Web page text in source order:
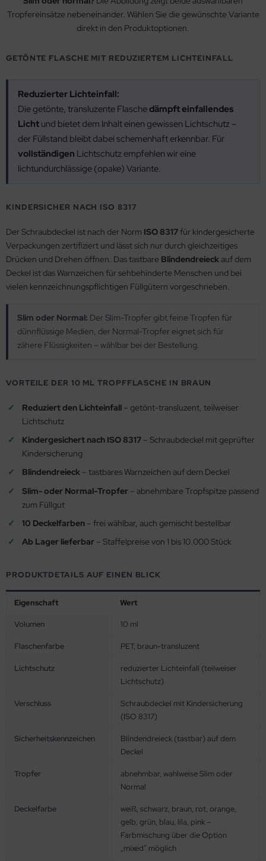
Tropfereinsätze nebeneinander. Wählen Sie die gewünschte Variante
direkt in den Produktoptionen.
GETÖNTE FLASCHE MIT REDUZIERTEM LICHTEINFALL
Reduzierter Lichteinfall:
Die getönte, transluzente Flaschedämpft einfallendes
Licht und bietet dem Inhalt einen gewissen Lichtschutz –
der Füllstand bleibt dabei schemenhaft erkennbar. Für
vollständigen Lichtschutz empfehlen wir eine
lichtundurchlässige (opake) Variante.
KINDERSICHER NACH ISO 8317
Der Schraubdeckel ist nach der Norm ISO 8317für kindergesicherte
Verpackungen zertifiziert und lässt sich nur durch gleichzeitiges
Drücken und Drehen öffnen. Das tastbare Blindendreieckauf dem
Deckel ist das Warnzeichen für sehbehinderte Menschen und bei
vielen kennzeichnungspflichtigen Füllgütern vorgeschrieben.
Slim oder Normal: Der Slim-Tropfer gibt feine Tropfen für
dünnflüssige Medien, der Normal-Tropfer eignet sich für
zähere Flüssigkeiten – wählbar bei der Bestellung.
VORTEILE DER 10 ML TROPFFLASCHE IN BRAUN
Reduziert den Lichteinfall– getönt-transluzent, teilweiser
Lichtschutz
Kindergesichert nach ISO 8317– Schraubdeckel mit geprüfter
Kindersicherung
Blindendreieck– tastbares Warnzeichen auf dem Deckel
Slim- oder Normal-Tropfer– abnehmbare Tropfspitze passend
zum Füllgut
10 Deckelfarben– frei wählbar, auch gemischt bestellbar
Ab Lager lieferbar– Staffelpreise von 1 bis 10.000 Stück
PRODUKTDETAILS AUF EINEN BLICK
Eigenschaft
Wert
Volumen
10 ml
Flaschenfarbe PET, braun-transluzent
Lichtschutz
reduzierter Lichteinfall (teilweiser
Lichtschutz)
Verschluss
Schraubdeckel mit Kindersicherung
(ISO 8317)
Sicherheitskennzeichen
Blindendreieck (tastbar) auf dem
Deckel
Tropfer
abnehmbar, wahlweise Slim oder
Normal
Deckelfarbe
weiß, schwarz, braun, rot, orange,
gelb, grün, blau, lila, pink –
Farbmischung über die Option
„mixed“ möglich